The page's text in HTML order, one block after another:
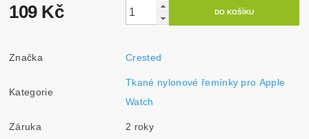
109 Kč
Značka Crested
Kategorie
Tkané nylonové řemínky pro Apple
Watch
Záruka 2 roky